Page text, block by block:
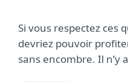
Si vous respectez ces
devriez pouvoir
sans encombre. Il n’y